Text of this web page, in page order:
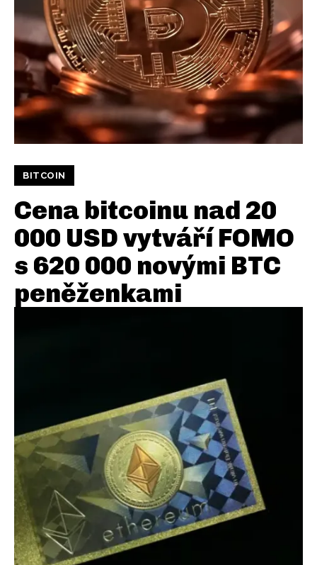
BITCOIN
Cena bitcoinu nad 20
000 USD vytváří FOMO
s 620 000 novými BTC
peněženkami